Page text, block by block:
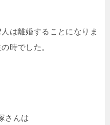
は離婚することになりま
時でした。
さんは